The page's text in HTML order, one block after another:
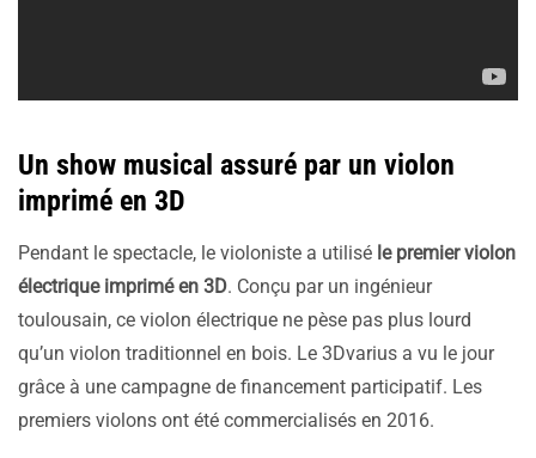
Un show musical assuré par un violon
imprimé en 3D
Pendant le spectacle, le violoniste a utilisé le premier violon
électrique imprimé en 3D. Conçu par un ingénieur
toulousain, ce violon électrique ne pèse pas plus lourd
qu’un violon traditionnel en bois. Le 3Dvarius a vu le jour
grâce à une campagne de financement participatif. Les
premiers violons ont été commercialisés en 2016.